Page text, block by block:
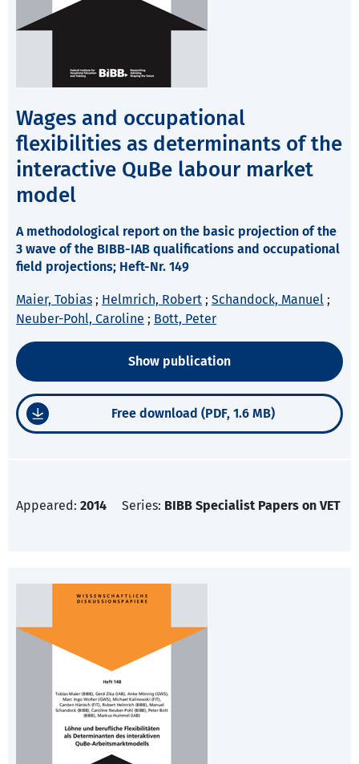
Wages and occupational
flexibilities as determinants of the
interactive QuBe labour market
model
A methodological report on the basic projection of the
3 wave of the BIBB-IAB qualifications and occupational
field projections; Heft-Nr. 149
Maier, Tobias ; Helmrich, Robert ; Schandock, Manuel ;
Neuber-Pohl, Caroline ; Bott, Peter
Show publication
Free download (PDF, 1.6 MB)
Appeared: 2014 Series: BIBB Specialist Papers on VET